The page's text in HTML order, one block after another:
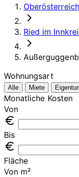
Oberösterreich
Ried im
Wohnungsart
Alle Miete
Monatliche Kosten
Von
Bis
Fläche
Von m²